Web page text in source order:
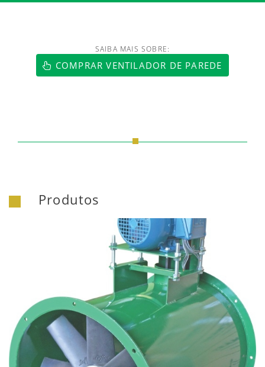
SAIBA MAIS SOBRE:
COMPRAR VENTILADOR DE PAREDE
Produtos